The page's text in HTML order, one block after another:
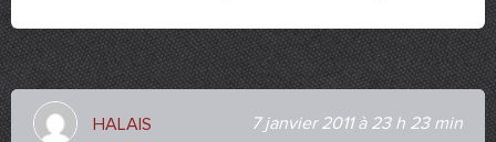
HALAIS 7 janvier 2011 à 23 h 23 min